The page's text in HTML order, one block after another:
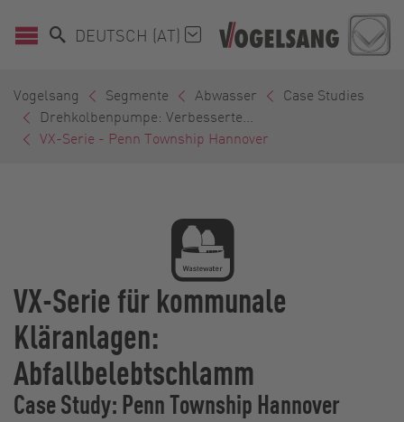
DEUTSCH (AT)
Vogelsang Segmente Abwasser
Case Studies
Drehkolbenpumpe: Verbesserte...
VX-Serie - Penn Township Hannover
VX-Serie für kommunale
Kläranlagen:
Abfallbelebtschlamm
Case Study: Penn Township Hannover